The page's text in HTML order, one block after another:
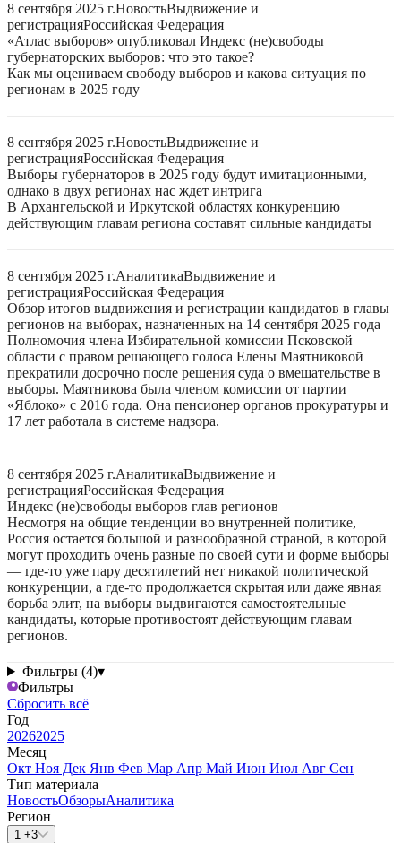
8 сентября 2025 г.НовостьВыдвижение и
регистрацияРоссийская Федерация
«Атлас выборов» опубликовал Индекс (не)свободы
губернаторских выборов: что это такое?
Как мы оцениваем свободу выборов и какова ситуация по
регионам в 2025 году
8 сентября 2025 г.НовостьВыдвижение и
регистрацияРоссийская Федерация
Выборы губернаторов в 2025 году будут имитационными,
однако в двух регионах нас ждет интрига
В Архангельской и Иркутской областях конкуренцию
действующим главам региона составят сильные кандидаты
8 сентября 2025 г.АналитикаВыдвижение и
регистрацияРоссийская Федерация
Обзор итогов выдвижения и регистрации кандидатов в главы
регионов на выборах, назначенных на 14 сентября 2025 года
Полномочия члена Избирательной комиссии Псковской
области с правом решающего голоса Елены Маятниковой
прекратили досрочно после решения суда о вмешательстве в
выборы. Маятникова была членом комиссии от партии
«Яблоко» с 2016 года. Она пенсионер органов прокуратуры и
17 лет работала в системе надзора.
8 сентября 2025 г.АналитикаВыдвижение и
регистрацияРоссийская Федерация
Индекс (не)свободы выборов глав регионов
Несмотря на общие тенденции во внутренней политике,
Россия остается большой и разнообразной страной, в которой
могут проходить очень разные по своей сути и форме выборы
— где-то уже пару десятилетий нет никакой политической
конкуренции, а где-то продолжается скрытая или даже явная
борьба элит, на выборы выдвигаются самостоятельные
кандидаты, которые противостоят действующим главам
регионов.
Фильтры (4)▾
Фильтры
Сбросить всё
Год
20262025
Месяц
Окт Ноя Дек Янв Фев Мар Апр Май Июн Июл Авг Сен
Тип материала
НовостьОбзорыАналитика
Регион
1 +3